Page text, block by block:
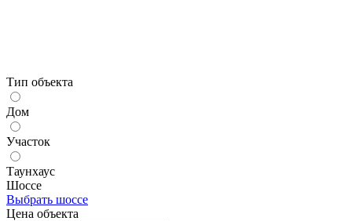
Тип объекта
Дом
Участок
Таунхаус
Шоссе
Выбрать шоссе
Цена объекта